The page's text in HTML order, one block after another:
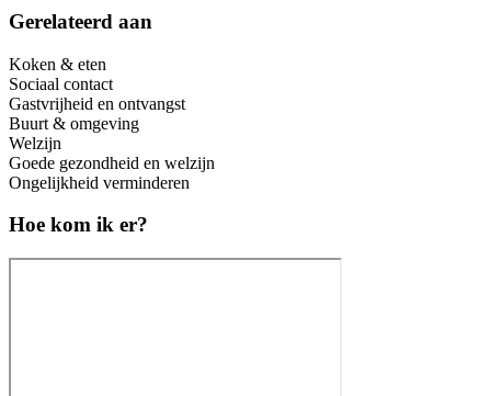
Gerelateerd aan
Koken & eten
Sociaal contact
Gastvrijheid en ontvangst
Buurt & omgeving
Welzijn
Goede gezondheid en welzijn
Ongelijkheid verminderen
Hoe kom ik er?